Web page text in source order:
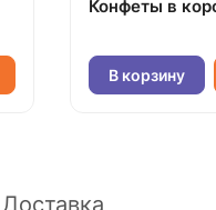
Конфеты в
В корзину
Доставка